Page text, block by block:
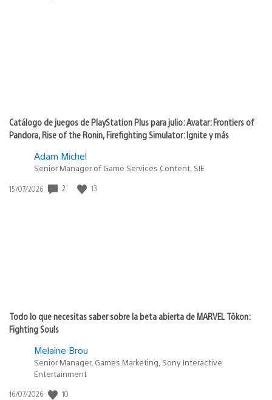
Catálogo de juegos de PlayStation Plus para julio: Avatar: Frontiers of
Pandora, Rise of the Ronin, Firefighting Simulator: Ignite y más
Adam Michel
Senior Manager of Game Services Content, SIE
Fecha
15/07/2026 2 13
Todo lo que necesitas saber sobre la beta abierta de MARVEL Tōkon:
Fighting Souls
Melaine Brou
Senior Manager, Games Marketing, Sony Interactive
Entertainment
Fecha
16/07/2026 10